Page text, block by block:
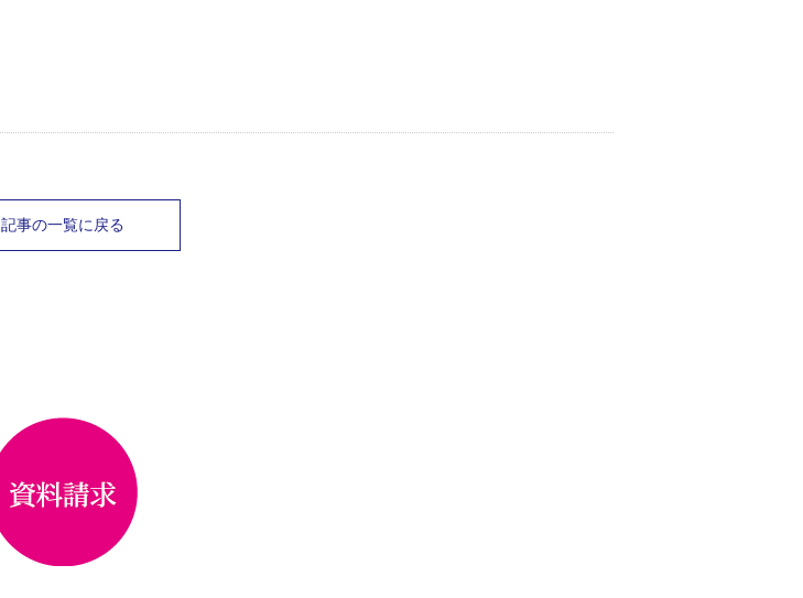
記事の一覧に戻る